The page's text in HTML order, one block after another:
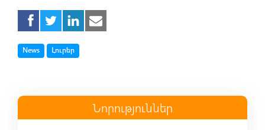
TagNews TagԼուրեր
Նորություններ